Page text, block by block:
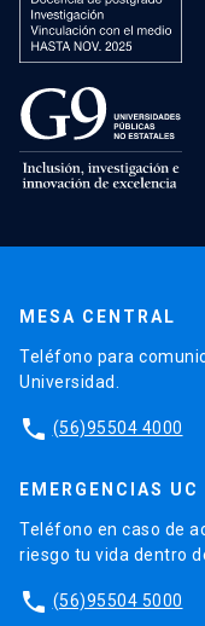
MESA CENTRAL
Teléfono para
Universidad.
phone (56)95504 4000
EMERGENCIAS UC
Teléfono en caso de
riesgo tu vida dentro
phone (56)95504 5000